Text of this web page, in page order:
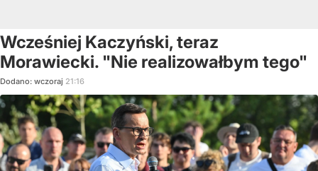
Wcześniej Kaczyński, teraz
Morawiecki. "Nie realizowałbym tego"
Dodano: wczoraj 21:16